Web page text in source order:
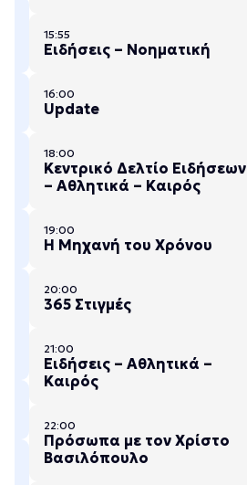
15:55
Ειδήσεις – Νοηματική
16:00
Update
18:00
Κεντρικό Δελτίο Ειδήσεων
– Αθλητικά – Καιρός
19:00
Η Μηχανή του Χρόνου
20:00
365 Στιγμές
21:00
Ειδήσεις – Αθλητικά –
Καιρός
22:00
Πρόσωπα με τον Χρίστο
Βασιλόπουλο